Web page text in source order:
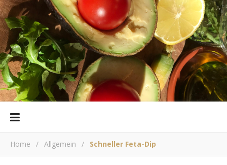
Home / Allgemein / Schneller Feta-Dip